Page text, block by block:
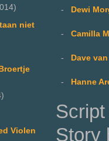
niet
Violen
- Dewi
- Camilla
- Dave
- Hanne
Story